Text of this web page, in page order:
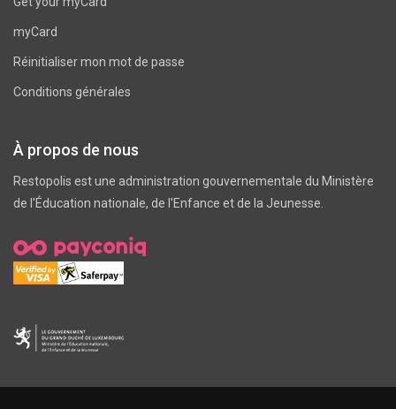
myCard
Réinitialiser mon mot de passe
Conditions générales
À propos de nous
Restopolis est une administration gouvernementale du Ministère
de l'Éducation nationale, de l'Enfance et de la Jeunesse.